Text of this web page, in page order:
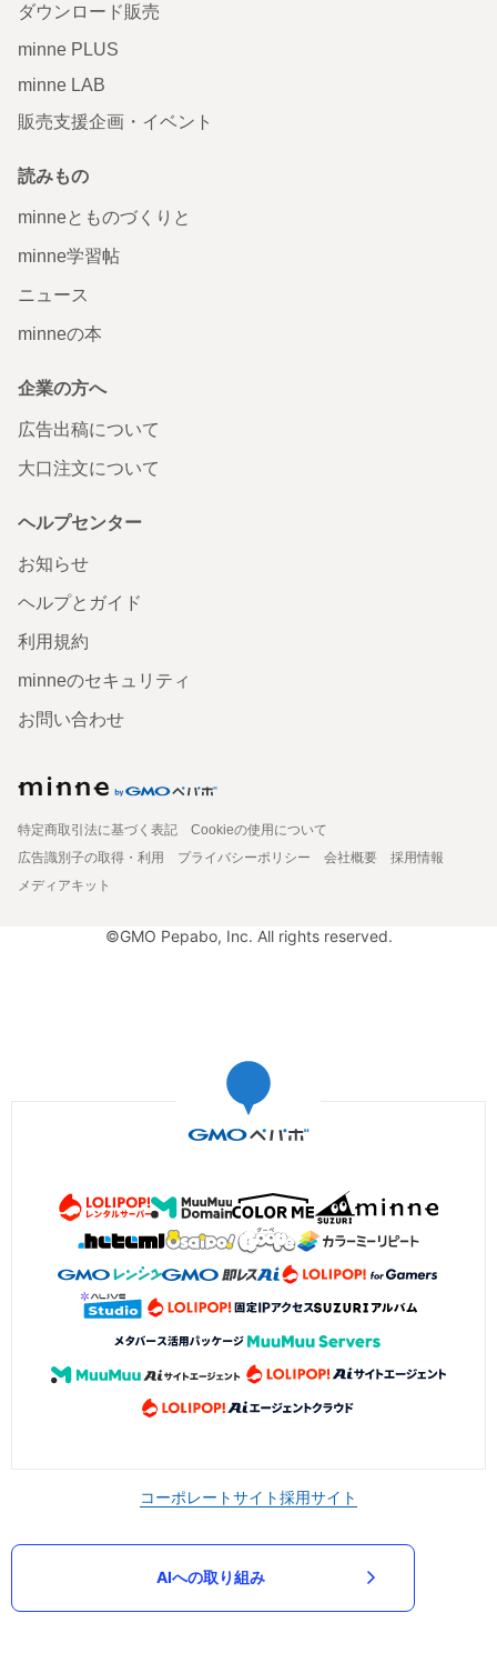
ダウンロード販売
minne PLUS
minne LAB
販売支援企画・イベント
読みもの
minneとものづくりと
minne学習帖
ニュース
minneの本
企業の方へ
広告出稿について
大口注文について
ヘルプセンター
お知らせ
ヘルプとガイド
利用規約
minneのセキュリティ
お問い合わせ
特定商取引法に基づく表記
Cookieの使用について
広告識別子の取得・利用
プライバシーポリシー 会社概要
採用情報
メディアキット
©GMO Pepabo, Inc. All rights reserved.
コーポレートサイト採用サイト
AIへの取り組み